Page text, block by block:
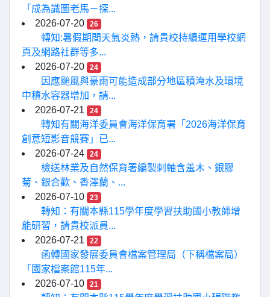
「成為識圖老馬－探...
2026-07-20
26
轉知:暑假期間天氣炎熱，請貴校持續運用學校網
頁及網路社群等多...
2026-07-20
24
因應颱風與豪雨可能造成部分地區積淹水及環境
中積水容器增加，請...
2026-07-21
24
轉知有關海洋委員會海洋保育署「2026海洋保育
創意短影音競賽」已...
2026-07-24
24
檢送林業及自然保育署編製刺軸含羞木、銀膠
菊、銀合歡、香澤蘭、...
2026-07-10
23
轉知：有關本縣115學年度學習扶助國小教師增
能研習，請貴校派員...
2026-07-21
22
函轉國家發展委員會檔案管理局（下稱檔案局）
「國家檔案館115年...
2026-07-10
21